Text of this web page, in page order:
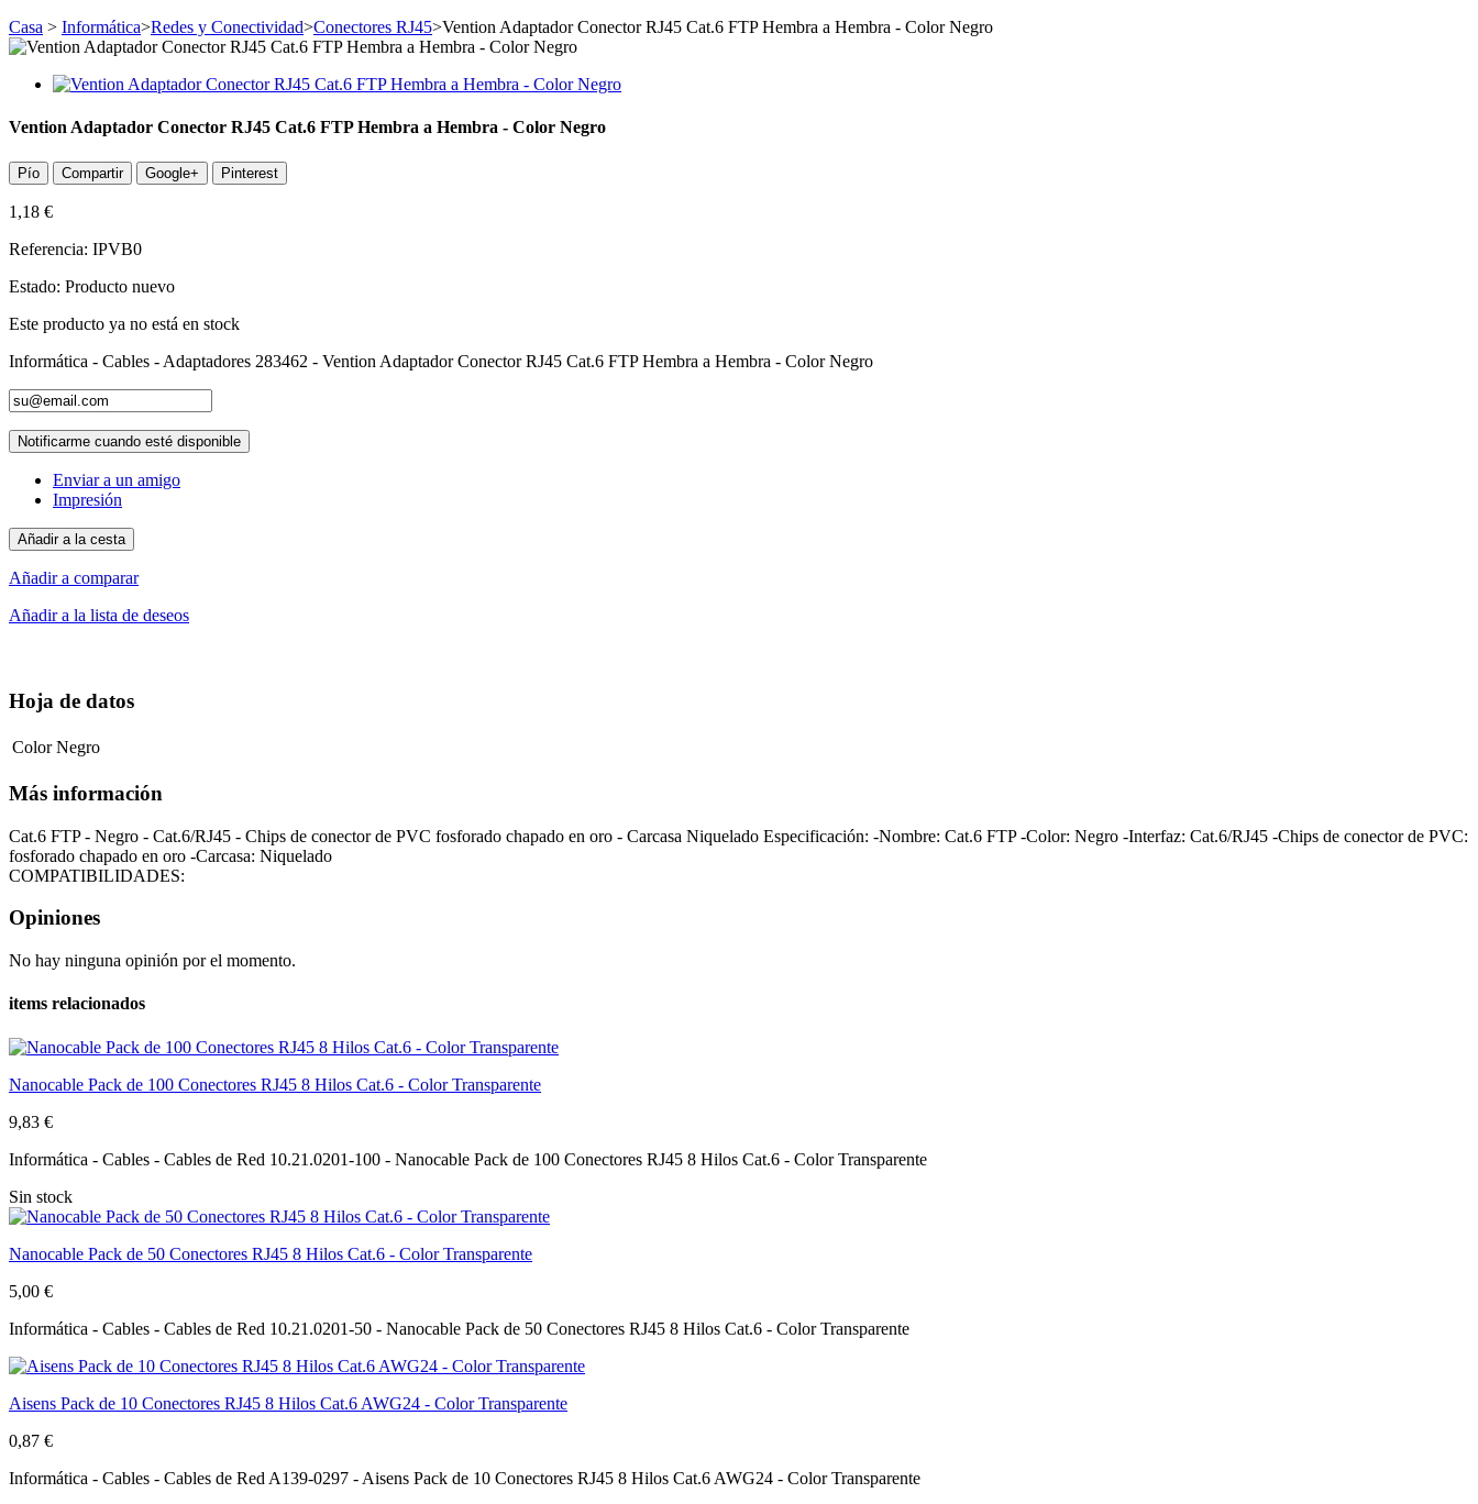
Casa > Informática>Redes y Conectividad>Conectores RJ45>Vention Adaptador Conector RJ45 Cat.6 FTP Hembra a Hembra - Color Negro
Vention Adaptador Conector RJ45 Cat.6 FTP Hembra a Hembra - Color Negro
Pío Compartir Google+ Pinterest
1,18 €
Referencia: IPVB0
Estado: Producto nuevo
Este producto ya no está en stock
Informática - Cables - Adaptadores 283462 - Vention Adaptador Conector RJ45 Cat.6 FTP Hembra a Hembra - Color Negro
Notificarme cuando esté disponible
Enviar a un amigo
Impresión
Añadir a la cesta
Añadir a comparar
Añadir a la lista de deseos
Hoja de datos
Color Negro
Más información
Cat.6 FTP - Negro - Cat.6/RJ45 - Chips de conector de PVC fosforado chapado en oro - Carcasa Niquelado Especificación: -Nombre: Cat.6 FTP -Color: Negro -Interfaz: Cat.6/RJ45 -Chips de conector de PVC:
fosforado chapado en oro -Carcasa: Niquelado
COMPATIBILIDADES:
Opiniones
No hay ninguna opinión por el momento.
items relacionados
Nanocable Pack de 100 Conectores RJ45 8 Hilos Cat.6 - Color Transparente
9,83 €
Informática - Cables - Cables de Red 10.21.0201-100 - Nanocable Pack de 100 Conectores RJ45 8 Hilos Cat.6 - Color Transparente
Sin stock
Nanocable Pack de 50 Conectores RJ45 8 Hilos Cat.6 - Color Transparente
5,00 €
Informática - Cables - Cables de Red 10.21.0201-50 - Nanocable Pack de 50 Conectores RJ45 8 Hilos Cat.6 - Color Transparente
Aisens Pack de 10 Conectores RJ45 8 Hilos Cat.6 AWG24 - Color Transparente
0,87 €
Informática - Cables - Cables de Red A139-0297 - Aisens Pack de 10 Conectores RJ45 8 Hilos Cat.6 AWG24 - Color Transparente